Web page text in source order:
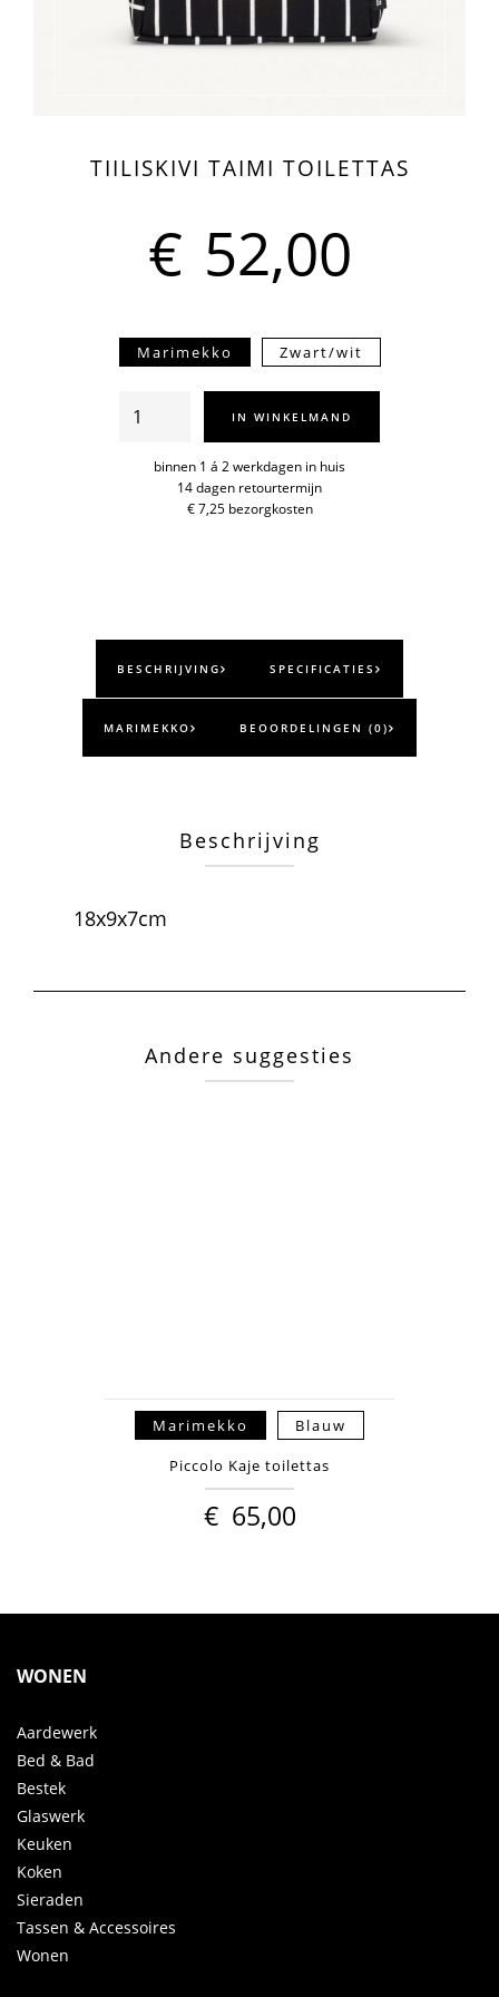
TIILISKIVI TAIMI TOILETTAS
€ 52,00
Marimekko Zwart/wit
Tiiliskivi
toilettas
IN WINKELMAND
binnen 1 á 2 werkdagen in huis
14 dagen retourtermijn
€ 7,25 bezorgkosten
BESCHRIJVING SPECIFICATIES
MARIMEKKO BEOORDELINGEN (0)
Beschrijving
18x9x7cm
Andere suggesties
Marimekko Blauw
Piccolo Kaje toilettas
€ 65,00
WONEN
Aardewerk
Bed & Bad
Bestek
Glaswerk
Keuken
Koken
Sieraden
Tassen & Accessoires
Wonen